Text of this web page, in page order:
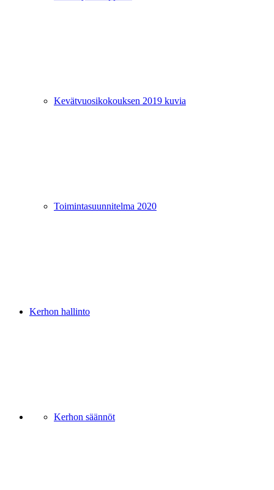
Kevätvuosikokouksen 2019 kuvia
Toimintasuunnitelma 2020
Kerhon hallinto
Kerhon säännöt